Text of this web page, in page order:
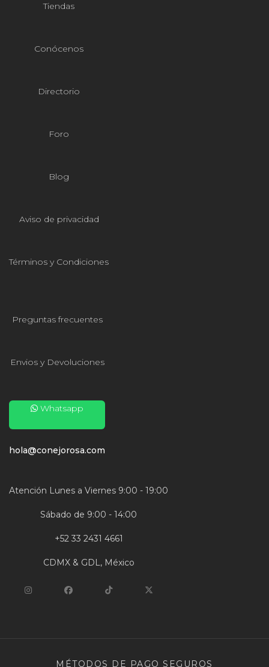
Tiendas
Conócenos
Directorio
Foro
Blog
Aviso de privacidad
Términos y Condiciones
Preguntas frecuentes
Envios y Devoluciones
Whatsapp
hola@conejorosa.com
Atención Lunes a Viernes 9:00 - 19:00
Sábado de 9:00 - 14:00
+52 33 2431 4661
CDMX & GDL, México
MÉTODOS DE PAGO SEGUROS